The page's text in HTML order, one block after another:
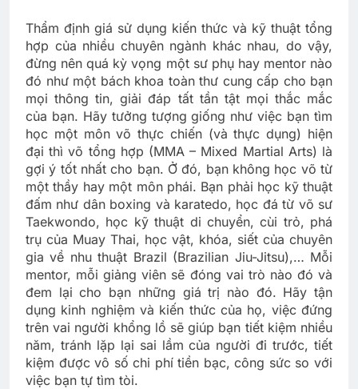
Thẩm định giá sử dụng kiến thức và kỹ thuật tổng
hợp của nhiều chuyên ngành khác nhau, do vậy,
đừng nên quá kỳ vọng một sư phụ hay mentor nào
đó như một bách khoa toàn thư cung cấp cho bạn
mọi thông tin, giải đáp tất tần tật mọi thắc mắc
của bạn. Hãy tưởng tượng giống như việc bạn tìm
học một môn võ thực chiến (và thực dụng) hiện
đại thì võ tổng hợp (MMA – Mixed Martial Arts) là
gợi ý tốt nhất cho bạn. Ở đó, bạn không học võ từ
một thầy hay một môn phái. Bạn phải học kỹ thuật
đấm như dân boxing và karatedo, học đá từ võ sư
Taekwondo, học kỹ thuật di chuyển, cùi trỏ, phá
trụ của Muay Thai, học vật, khóa, siết của chuyên
gia về nhu thuật Brazil (Brazilian Jiu-Jitsu),… Mỗi
mentor, mỗi giảng viên sẽ đóng vai trò nào đó và
đem lại cho bạn những giá trị nào đó. Hãy tận
dụng kinh nghiệm và kiến thức của họ, việc đứng
trên vai người khổng lồ sẽ giúp bạn tiết kiệm nhiều
năm, tránh lặp lại sai lầm của người đi trước, tiết
kiệm được vô số chi phí tiền bạc, công sức so với
việc bạn tự tìm tòi.